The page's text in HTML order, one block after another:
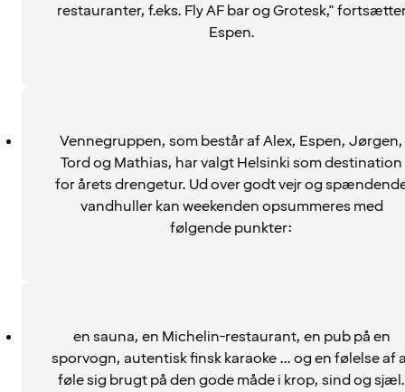
restauranter, f.eks. Fly AF bar og Grotesk,"
Espen.
Vennegruppen, som består af Alex, Espen, Jørgen,
Tord og Mathias, har valgt Helsinki som destination
for årets drengetur. Ud over godt vejr og
vandhuller kan weekenden opsummeres med
følgende punkter:
en sauna, en Michelin-restaurant, en pub på en
sporvogn, autentisk finsk karaoke ... og en følelse af
føle sig brugt på den gode måde i krop, sind og sjæl.